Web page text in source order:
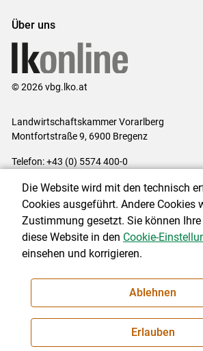
Über uns
© 2026 vbg.lko.at
Landwirtschaftskammer Vorarlberg
Montfortstraße 9, 6900 Bregenz
Telefon: +43 (0) 5574 400-0
Impressum|Kontakt|Datenschutzerklärung
Cookie-Einstellungen
NEWSLETTER
Die Website wird mit den technisch
Cookies ausgeführt. Andere Cookies
Zustimmung gesetzt. Sie können
diese Website in den Cookie-
einsehen und korrigieren.
Ablehnen
Erlauben